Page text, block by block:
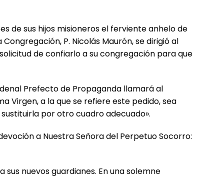
de sus hijos misioneros el ferviente anhelo de
P. Nicolás Maurón, se dirigió al
de confiarlo a su congregación para que
Prefecto de Propaganda llamará al
Virgen, a la que se refiere este pedido, sea
por otro cuadro adecuado».
a Nuestra Señora del Perpetuo Socorro:
nuevos guardianes. En una solemne